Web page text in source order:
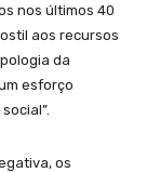
nos últimos 40
aos recursos
da
esforço
os